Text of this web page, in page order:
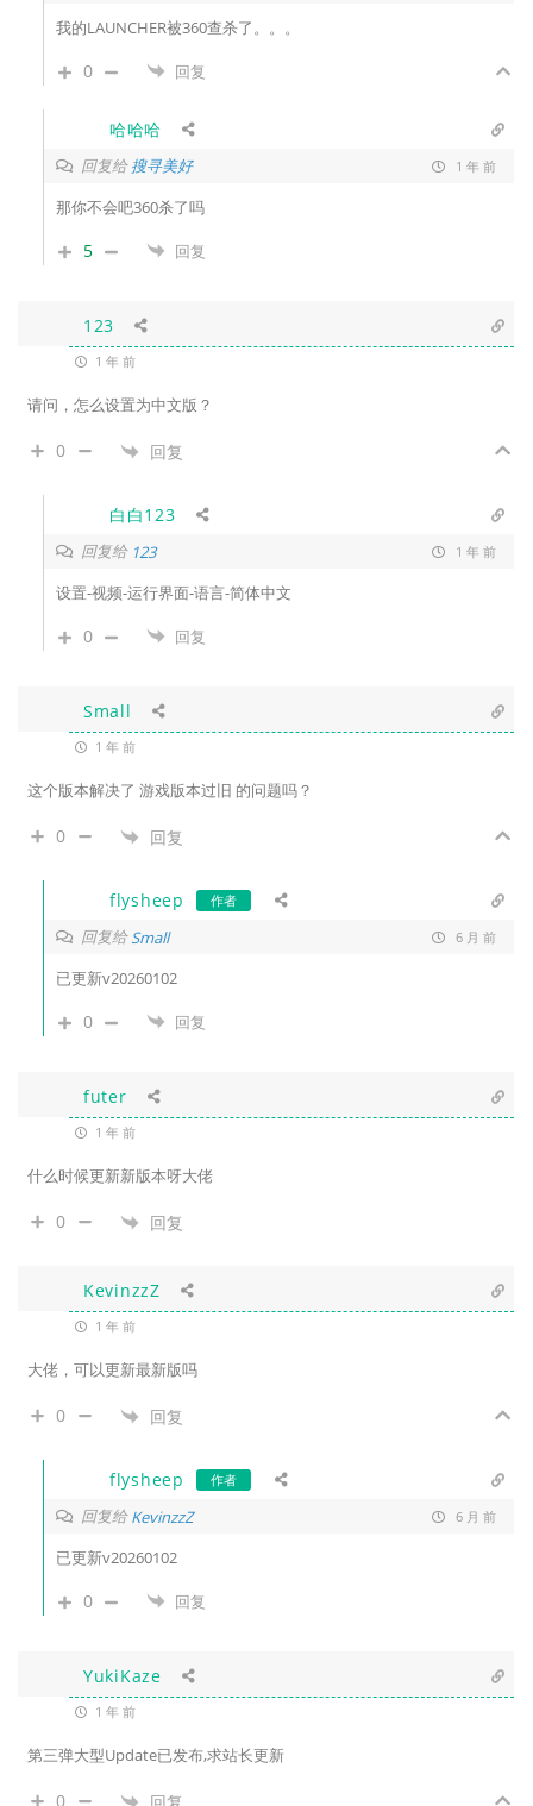
我的LAUNCHER被360查杀了。。。
0 回复
哈哈哈
回复给搜寻美好 1 年 前
那你不会吧360杀了吗
5 回复
123
1 年 前
请问，怎么设置为中文版？
0 回复
白白123
回复给 123 1 年 前
设置-视频-运行界面-语言-简体中文
0 回复
Small
1 年 前
这个版本解决了 游戏版本过旧 的问题吗？
0 回复
flysheep 作者
回复给Small 6 月 前
已更新v20260102
0 回复
futer
1 年 前
什么时候更新新版本呀大佬
0 回复
KevinzzZ
1 年 前
大佬，可以更新最新版吗
0 回复
flysheep 作者
回复给KevinzzZ 6 月 前
已更新v20260102
0 回复
YukiKaze
1 年 前
第三弹大型Update已发布,求站长更新
0